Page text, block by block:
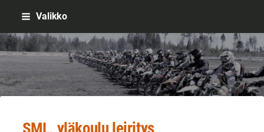
Siirry
sisältöön
Valikko
Sivuston etusivulle